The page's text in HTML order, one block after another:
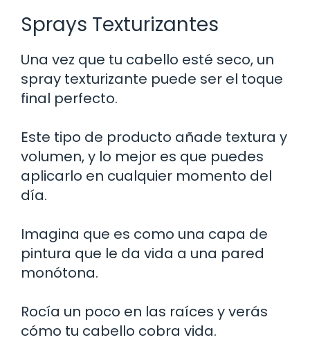
Sprays Texturizantes
Una vez que tu cabello esté seco, un
spray texturizante puede ser el toque
final perfecto.
Este tipo de producto añade textura y
volumen, y lo mejor es que puedes
aplicarlo en cualquier momento del
día.
Imagina que es como una capa de
pintura que le da vida a una pared
monótona.
Rocía un poco en las raíces y verás
cómo tu cabello cobra vida.